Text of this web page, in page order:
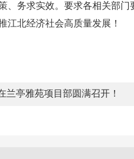
、务求实效。要求各相关部
江北经济社会高质量发展！
兰亭雅苑项目部圆满召开！